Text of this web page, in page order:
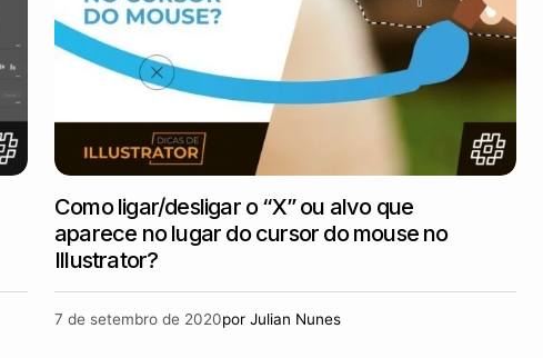
Como ligar/desligar o “X” ou alvo que
aparece no lugar do cursor do mouse no
Illustrator?
7 de setembro de 2020por Julian Nunes